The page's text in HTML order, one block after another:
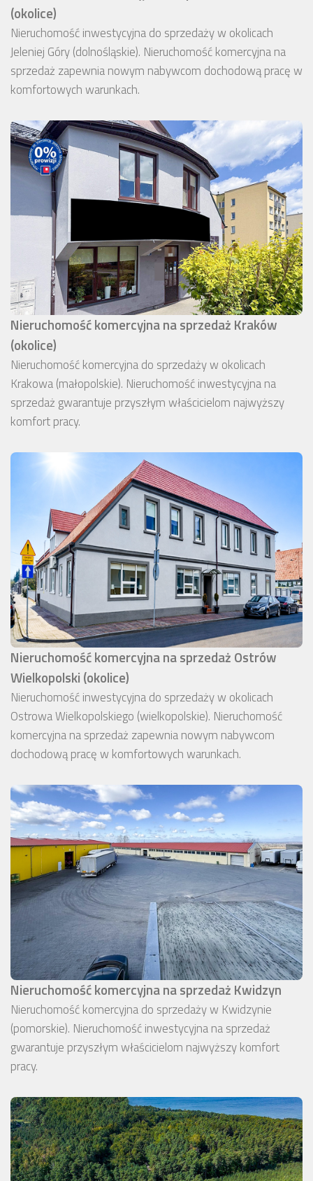
(okolice)
Nieruchomość inwestycyjna do sprzedaży w okolicach
Jeleniej Góry (dolnośląskie). Nieruchomość komercyjna na
sprzedaż zapewnia nowym nabywcom dochodową pracę w
komfortowych warunkach.
Nieruchomość komercyjna na sprzedaż Kraków
(okolice)
Nieruchomość komercyjna do sprzedaży w okolicach
Krakowa (małopolskie). Nieruchomość inwestycyjna na
sprzedaż gwarantuje przyszłym właścicielom najwyższy
komfort pracy.
Nieruchomość komercyjna na sprzedaż Ostrów
Wielkopolski (okolice)
Nieruchomość inwestycyjna do sprzedaży w okolicach
Ostrowa Wielkopolskiego (wielkopolskie). Nieruchomość
komercyjna na sprzedaż zapewnia nowym nabywcom
dochodową pracę w komfortowych warunkach.
Nieruchomość komercyjna na sprzedaż Kwidzyn
Nieruchomość komercyjna do sprzedaży w Kwidzynie
(pomorskie). Nieruchomość inwestycyjna na sprzedaż
gwarantuje przyszłym właścicielom najwyższy komfort
pracy.